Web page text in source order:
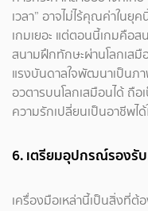
เวลา” อาจไม่ไร้คุณค่าในยุ
เกมเยอะ แต่ตอนนี้เกมคือ
สนามฝึกทักษะผ่านโลกเส
แรงบันดาลใจพัฒนาเป็นภา
อวตารบนโลกเสมือนได้ ถือ
ความรักเปลี่ยนเป็นอาชีพได้
6. เตรียมอุปกรณ์รองรับ
เครื่องมือเหล่านี้เป็นสิ่งที่